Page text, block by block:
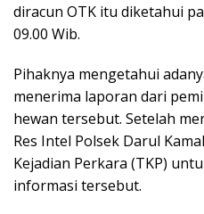
diracun OTK itu diketahui
09.00 Wib.
Pihaknya mengetahui
menerima laporan dari
hewan tersebut. Setelah
Res Intel Polsek Darul
Kejadian Perkara (TKP)
informasi tersebut.